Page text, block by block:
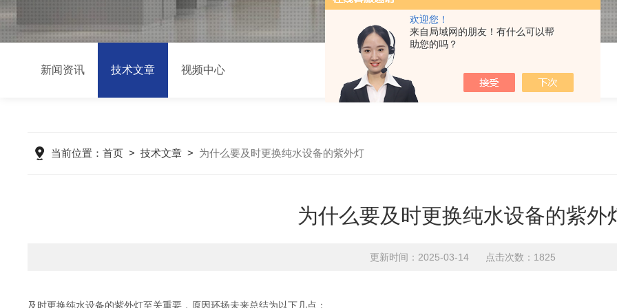
欢迎您！
来自局域网的朋友！有什么可以帮
助您的吗？
新闻资讯 技术文章 视频中心
当前位置：首页 >技术文章 > 为什么要及时更换纯水设备的紫外灯
为什么要及时更换纯水设备的紫外
更新时间：2025-03-14 点击次数：1825
及时更换纯水设备的紫外灯至关重要，原因环扬未来总结为以下几点：